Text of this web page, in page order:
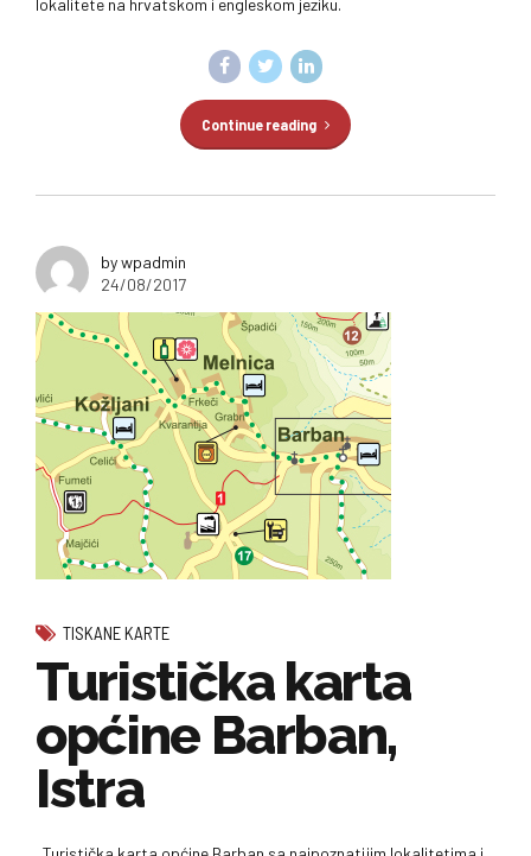
lokalitete na hrvatskom i engleskom jeziku.
Continue reading
by wpadmin
24/08/2017
TISKANE KARTE
Turistička karta
općine Barban,
Istra